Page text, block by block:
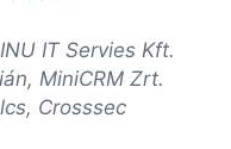
Servies Kft.
Zrt.